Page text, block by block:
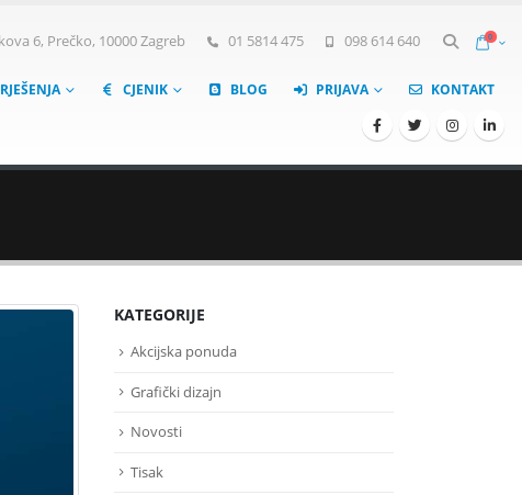
6, Prečko, 10000 Zagreb 01 5814 475 098 614 640 0
CJENIK BLOG PRIJAVA KONTAKT
KATEGORIJE
Akcijska ponuda
Grafički dizajn
Novosti
Tisak